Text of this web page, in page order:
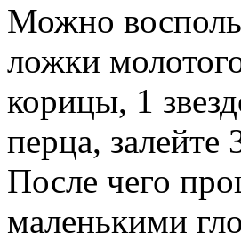
Можно
ложки
корицы, 1
перца,
После чего
маленькими